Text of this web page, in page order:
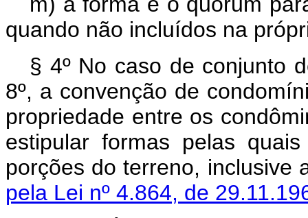
quando não incluídos na
§ 4º No caso de conjunto
8º, a convenção de
propriedade entre os
estipular formas pelas
porções do terreno,
pela Lei nº 4.864, de